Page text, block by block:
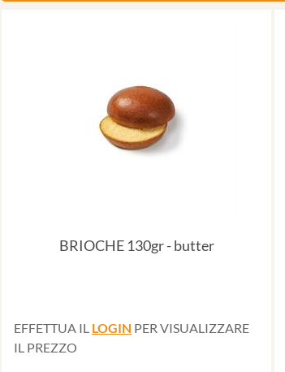
BRIOCHE 130gr - butter
EFFETTUA IL LOGIN PER VISUALIZZARE
IL PREZZO